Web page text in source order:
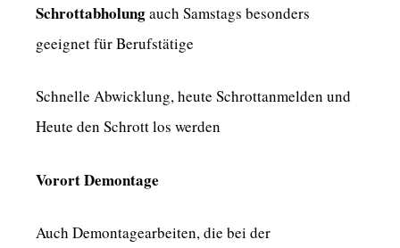
Schrottabholungauch Samstags besonders
geeignet für Berufstätige
Schnelle Abwicklung, heute Schrottanmelden und
Heute den Schrott los werden
Vorort Demontage
Auch Demontagearbeiten, die bei der